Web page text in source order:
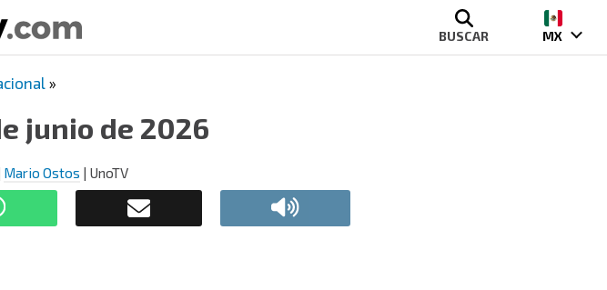
BUSCAR MX
»
junio de 2026
Mario Ostos | UnoTV